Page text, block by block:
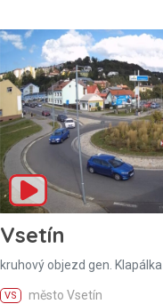
Vsetín
kruhový objezd gen. Klapálka
VS město Vsetín